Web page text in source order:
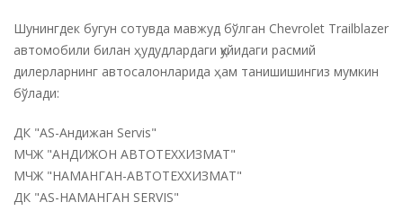
Шунингдек бугун сотувда мавжуд бўлган Chevrolet Trailblazer
автомобили билан ҳудудлардаги қуйидаги расмий
дилерларнинг автосалонларида ҳам танишишингиз мумкин
бўлади:
ДК "AS-Андижан Servis"
МЧЖ "АНДИЖОН АВТОТЕХХИЗМАТ"
МЧЖ "НАМАНГАН-АВТОТЕХХИЗМАТ"
ДК "AS-НАМАНГАН SERVIS"